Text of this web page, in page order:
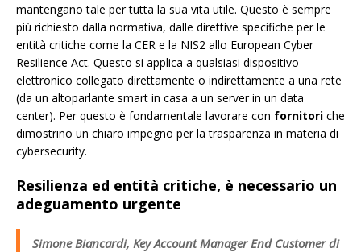
mantengano tale per tutta la sua vita utile. Questo è sempre
più richiesto dalla normativa, dalle direttive specifiche per le
entità critiche come la CER e la NIS2 allo European Cyber
Resilience Act. Questo si applica a qualsiasi dispositivo
elettronico collegato direttamente o indirettamente a una rete
(da un altoparlante smart in casa a un server in un data
center). Per questo è fondamentale lavorare con fornitori che
dimostrino un chiaro impegno per la trasparenza in materia di
cybersecurity.
Resilienza ed entità critiche, è necessario un
adeguamento urgente
Simone Biancardi, Key Account Manager End Customer di